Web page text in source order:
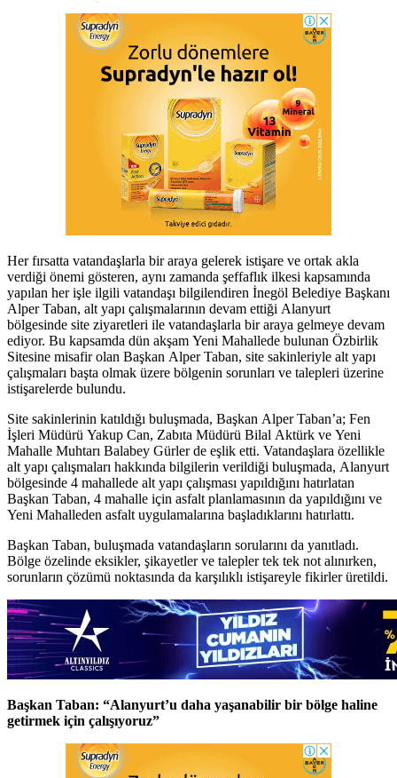
Her fırsatta vatandaşlarla bir araya gelerek istişare ve ortak akla
verdiği önemi gösteren, aynı zamanda şeffaflık ilkesi kapsamında
yapılan her işle ilgili vatandaşı bilgilendiren İnegöl Belediye Başkanı
Alper Taban, alt yapı çalışmalarının devam ettiği Alanyurt
bölgesinde site ziyaretleri ile vatandaşlarla bir araya gelmeye devam
ediyor. Bu kapsamda dün akşam Yeni Mahallede bulunan Özbirlik
Sitesine misafir olan Başkan Alper Taban, site sakinleriyle alt yapı
çalışmaları başta olmak üzere bölgenin sorunları ve talepleri üzerine
istişarelerde bulundu.
Site sakinlerinin katıldığı buluşmada, Başkan Alper Taban’a; Fen
İşleri Müdürü Yakup Can, Zabıta Müdürü Bilal Aktürk ve Yeni
Mahalle Muhtarı Balabey Gürler de eşlik etti. Vatandaşlara özellikle
alt yapı çalışmaları hakkında bilgilerin verildiği buluşmada, Alanyurt
bölgesinde 4 mahallede alt yapı çalışması yapıldığını hatırlatan
Başkan Taban, 4 mahalle için asfalt planlamasının da yapıldığını ve
Yeni Mahalleden asfalt uygulamalarına başladıklarını hatırlattı.
Başkan Taban, buluşmada vatandaşların sorularını da yanıtladı.
Bölge özelinde eksikler, şikayetler ve talepler tek tek not alınırken,
sorunların çözümü noktasında da karşılıklı istişareyle fikirler üretildi.
Başkan Taban: “Alanyurt’u daha yaşanabilir bir bölge haline
getirmek için çalışıyoruz”